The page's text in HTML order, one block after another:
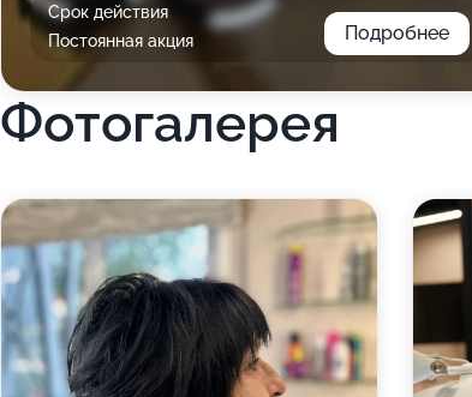
Срок действия
Постоянная акция
Подробнее
Фотогалерея